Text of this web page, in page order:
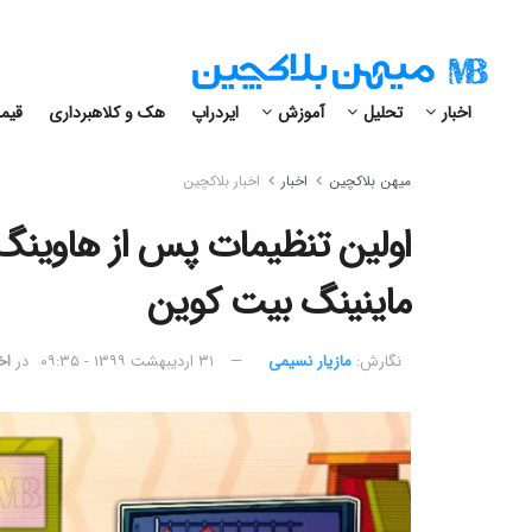
اخبار تحلیل آموزش ایردراپ هک و کلاهبرداری
میهن بلاکچین اخبار اخبار بلاکچین
ماینینگ بیت کوین
نگارش:‌ مازیار نسیمی ۳۱ اردیبهشت ۱۳۹۹ - ۰۹:۳۵ در